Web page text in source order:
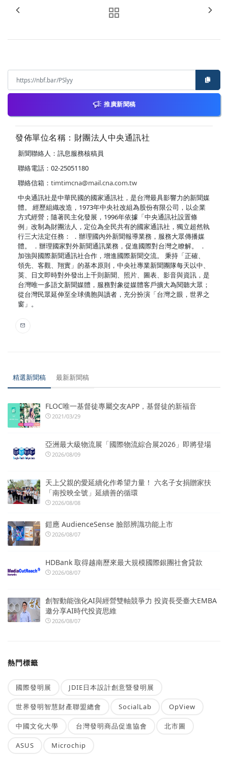
推廣新聞稿
發佈單位名稱：財團法人中央通訊社
新聞聯絡人：訊息服務核稿員
聯絡電話：02-25051180
聯絡信箱： timtimcna@mail.cna.com.tw
中央通訊社是中華民國的國家通訊社，是台灣最具影響力的新聞媒
體。 經歷組織改造，1973年中央社改組為股份有限公司，以企業
方式經營；隨著民主化發展，1996年依據「中央通訊社設置條
例」改制為財團法人，定位為全民共有的國家通訊社，獨立超然執
行三大法定任務： ．辦理國內外新聞報導業務，服務大眾傳播媒
體。 ．辦理國家對外新聞通訊業務，促進國際對台灣之瞭解。 ．
加強與國際新聞通訊社合作，增進國際新聞交流。 秉持「正確、
領先、客觀、翔實」的基本原則，中央社專業新聞團隊每天以中、
英、日文即時對外發出上千則新聞、照片、圖表、影音與資訊，是
台灣唯一多語文新聞媒體，服務對象從媒體客戶擴大為閱聽大眾；
從台灣民眾延伸至全球僑胞與讀者，充分扮演「台灣之眼，世界之
窗」。
精選新聞稿 最新新聞稿
FLOC唯一基督徒專屬交友APP，基督徒的新福音
2021/03/29
亞洲最大級物流展「國際物流綜合展2026」即將登場
2026/08/09
天上父親的愛延續化作希望力量！ 六名子女捐贈家扶
「南投映全號」延續善的循環
2026/08/08
鎧應 AudienceSense 臉部辨識功能上市
2026/08/07
HDBank 取得越南歷來最大規模國際銀團社會貸款
2026/08/07
創智動能強化AI與經營雙軸競爭力 投資長受臺大EMBA
邀分享AI時代投資思維
2026/08/07
熱門標籤
國際發明展 JDIE日本設計創意暨發明展
世界發明智慧財產聯盟總會 SocialLab OpView
中國文化大學 台灣發明商品促進協會 北市圖
ASUS Microchip